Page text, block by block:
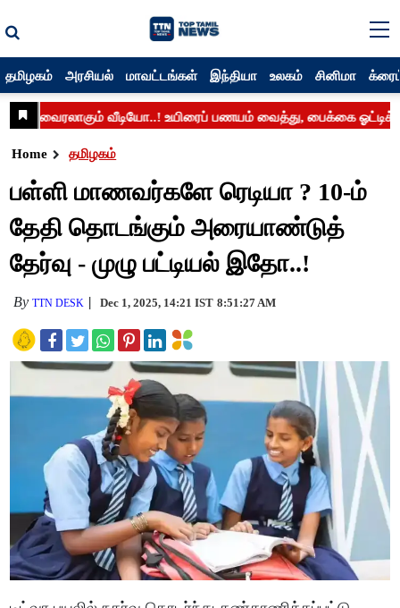
தமிழகம் அரசியல் மாவட்டங்கள் இந்தியா உலகம் சினிமா
Home தமிழகம்
பள்ளி மாணவர்களே ரெடியா ? 10-ம்
தேதி தொடங்கும் அரையாண்டுத்
தேர்வு - முழு பட்டியல் இதோ..!
ByTTN DESK Dec 1, 2025, 14:21 IST 8:51:27 AM